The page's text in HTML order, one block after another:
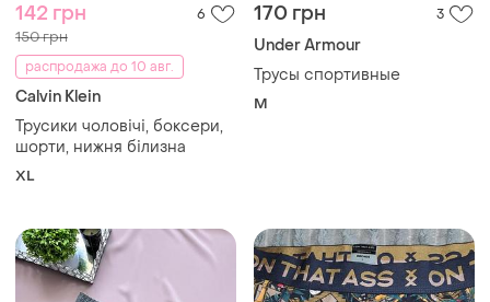
142 грн 6
150 грн
распродажа до 10 авг.
Calvin Klein
Трусики чоловічі, боксери,
шорти, нижня білизна
XL
170 грн 3
Under Armour
Трусы спортивные
M